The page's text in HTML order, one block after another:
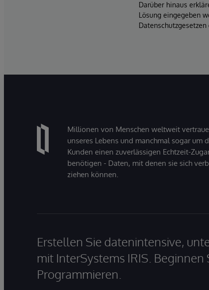
Darüber hinaus
Lösung eingegeben
Datenschutzgesetzen
Millionen von Menschen weltweit
unseres Lebens und manchmal sogar um
Kunden einen zuverlässigen Echtzeit-
benötigen - Daten, mit denen sie sich
ziehen können.
Erstellen Sie datenintensive,
mit InterSystems IRIS.
Programmieren.